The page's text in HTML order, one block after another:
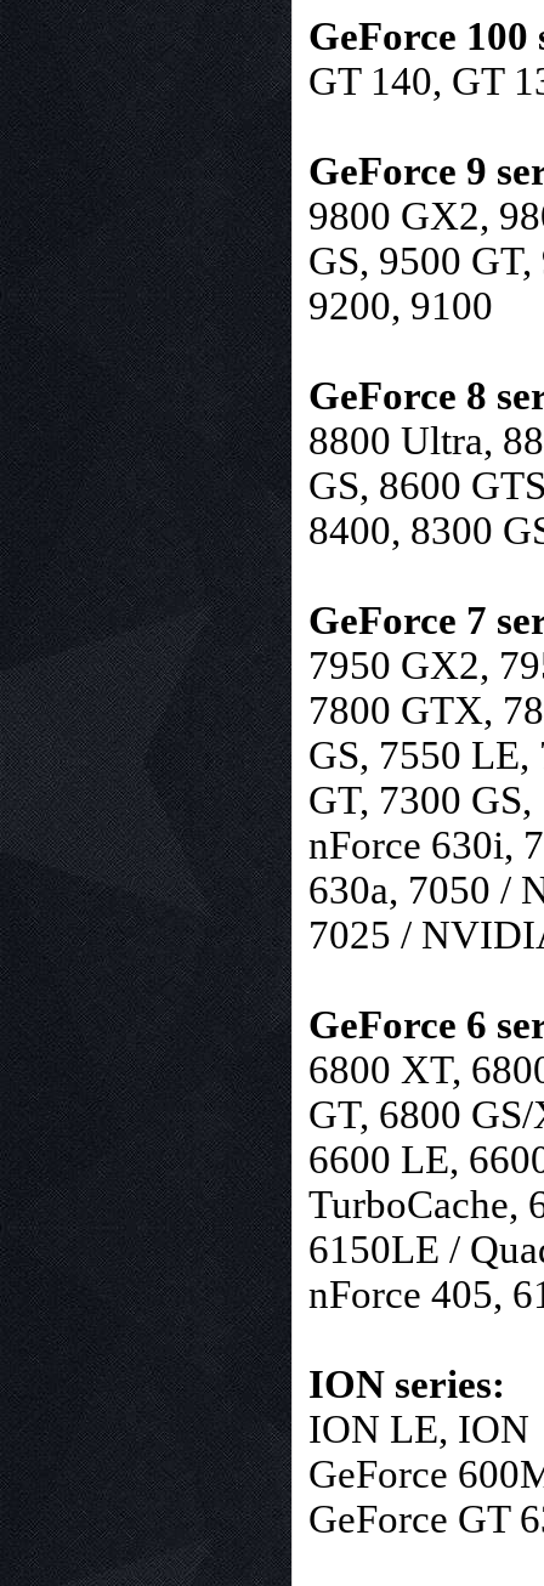
GeForce 100
GT 140, GT
GeForce 9
9800 GX2,
GS, 9500
9200, 9100
GeForce 8
8800 Ultra,
GS, 8600
8400, 8300
GeForce 7
7950 GX2,
7800 GTX,
GS, 7550 LE,
GT, 7300
nForce 630i,
630a, 7050 /
7025 /
GeForce 6
6800 XT,
GT, 6800
6600 LE,
TurboCache,
6150LE /
nForce 405,
ION series:
ION LE, ION
GeForce
GeForce GT